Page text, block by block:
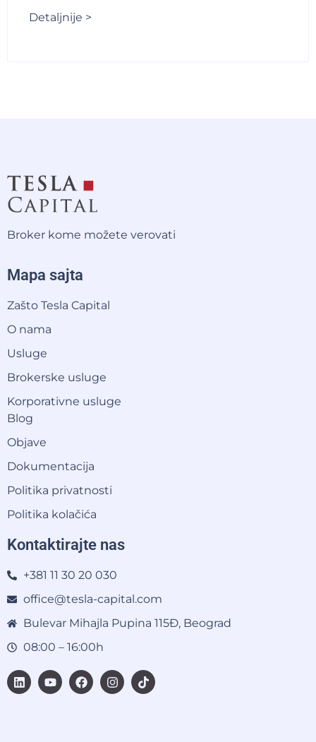
Detaljnije >
Broker kome možete verovati
Mapa sajta
Zašto Tesla Capital
O nama
Usluge
Brokerske usluge
Korporativne usluge
Blog
Objave
Dokumentacija
Politika privatnosti
Politika kolačića
Kontaktirajte nas
+381 11 30 20 030
office@tesla-capital.com
Bulevar Mihajla Pupina 115Đ, Beograd
08:00 – 16:00h